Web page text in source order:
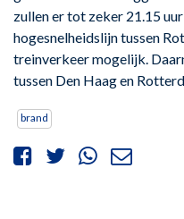
zullen er tot zeker 21.15
hogesnelheidslijn tussen
treinverkeer mogelijk.
tussen Den Haag en
brand